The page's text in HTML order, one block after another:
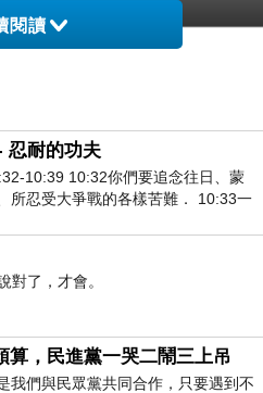
閱讀
忍耐的功夫
10:39 10:32你們要追念往日、蒙
所忍受大爭戰的各樣苦難． 10:33一
患難、成了戲景、叫眾人
對了，才會。
算，民進黨一哭二鬧三上吊
我們與民眾黨共同合作，只要遇到不